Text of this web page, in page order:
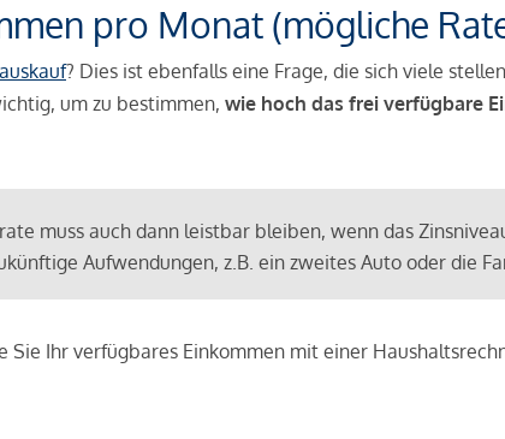
pro Monat (mögliche
? Dies ist ebenfalls eine Frage, die sich viele
um zu bestimmen, wie hoch das frei verfügbare
muss auch dann leistbar bleiben, wenn das
Aufwendungen, z.B. ein zweites Auto oder die
Sie Ihr verfügbares Einkommen mit einer